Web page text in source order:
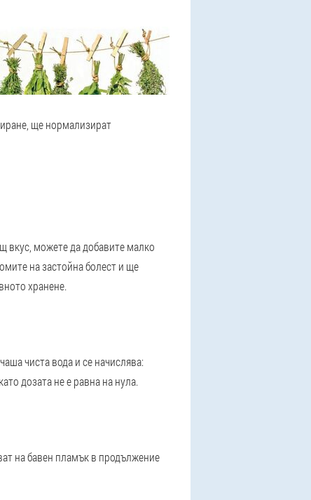
ще нормализират
вкус, можете да добавите малко
на застойна болест и ще
хранене.
чиста вода и се начислява:
дозата не е равна на нула.
на бавен пламък в продължение